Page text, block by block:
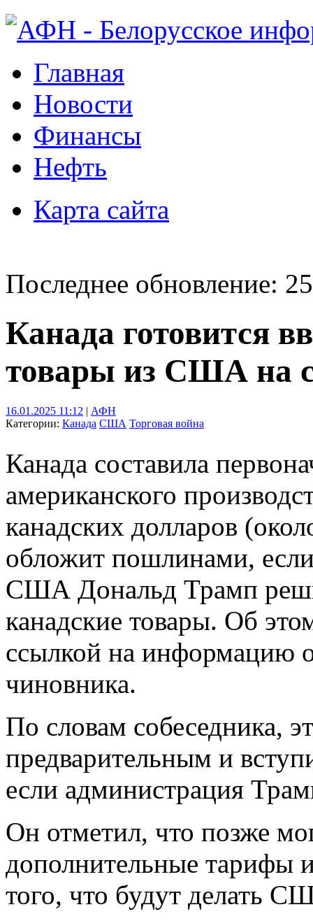
Главная
Новости
Финансы
Нефть
Карта сайта
Последнее обновление:
Канада готовится
товары из США на
16.01.2025 11:12 | АФН
Категории: Канада США Торговая война
Канада составила
американского
канадских долларов
обложит пошлинами,
США Дональд Трамп
канадские товары. Об
ссылкой на информацию
чиновника.
По словам собеседника,
предварительным и
если администрация
Он отметил, что позже
дополнительные тарифы
того, что будут делать